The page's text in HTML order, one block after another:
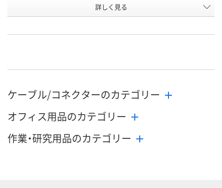
ホワイト ホワイトフ
号
した
した
詳しく見る
ケーブル/コネクターのカテゴリー
オフィス用品のカテゴリー
作業・研究用品のカテゴリー